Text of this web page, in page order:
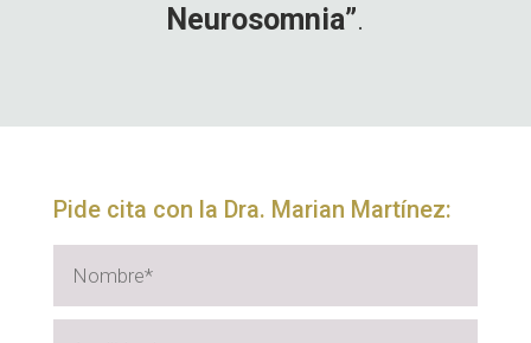
Neurosomnia”.
Pide cita con la Dra. Marian Martínez: